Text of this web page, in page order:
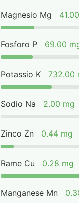
Magnesio Mg
Fosforo P 69.00
Potassio K 732.00
Sodio Na 2.00 mg
Zinco Zn 0.44 mg
Rame Cu 0.28 mg
Manganese Mn